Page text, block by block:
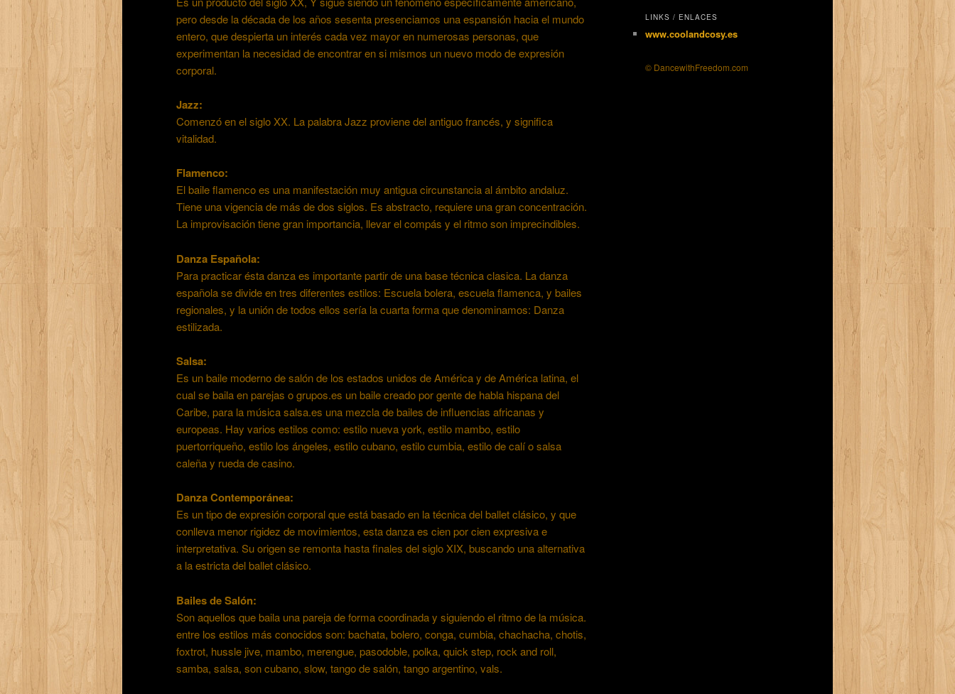
pero desde la década de los años sesenta presenciamos una espansión hacia el mundo
entero, que despierta un interés cada vez mayor en numerosas personas, que
experimentan la necesidad de encontrar en si mismos un nuevo modo de expresión
corporal.
Jazz:
Comenzó en el siglo XX. La palabra Jazz proviene del antiguo francés, y significa
vitalidad.
Flamenco:
El baile flamenco es una manifestación muy antigua circunstancia al ámbito andaluz.
Tiene una vigencia de más de dos siglos. Es abstracto, requiere una gran concentración.
La improvisación tiene gran importancia, llevar el compás y el ritmo son imprecindibles.
Danza Española:
Para practicar ésta danza es importante partir de una base técnica clasica. La danza
española se divide en tres diferentes estilos: Escuela bolera, escuela flamenca, y bailes
regionales, y la unión de todos ellos sería la cuarta forma que denominamos: Danza
estilizada.
Salsa:
Es un baile moderno de salón de los estados unidos de América y de América latina, el
cual se baila en parejas o grupos.es un baile creado por gente de habla hispana del
Caribe, para la música salsa.es una mezcla de bailes de influencias africanas y
europeas. Hay varios estilos como: estilo nueva york, estilo mambo, estilo
puertorriqueño, estilo los ángeles, estilo cubano, estilo cumbia, estilo de calí o salsa
caleña y rueda de casino.
Danza Contemporánea:
Es un tipo de expresión corporal que está basado en la técnica del ballet clásico, y que
conlleva menor rigidez de movimientos, esta danza es cien por cien expresiva e
interpretativa. Su origen se remonta hasta finales del siglo XIX, buscando una alternativa
a la estricta del ballet clásico.
Bailes de Salón:
Son aquellos que baila una pareja de forma coordinada y siguiendo el ritmo de la música.
entre los estilos más conocidos son: bachata, bolero, conga, cumbia, chachacha, chotis,
foxtrot, hussle jive, mambo, merengue, pasodoble, polka, quick step, rock and roll,
samba, salsa, son cubano, slow, tango de salón, tango argentino, vals.
LINKS / ENLACES
www.coolandcosy.es
© DancewithFreedom.com